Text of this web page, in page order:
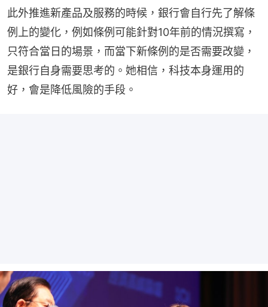
此外推進新產品及服務的時候，銀行會自行先了解條
例上的變化，例如條例可能針對10年前的情況撰寫，
只符合當日的場景，而當下新條例的是否需要改變，
是銀行自身需要思考的。她相信，科技本身運用的
好，會是降低風險的手段。